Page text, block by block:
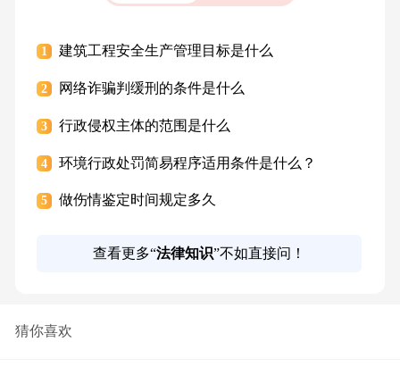
1 建筑工程安全生产管理目标是什么
2 网络诈骗判缓刑的条件是什么
3 行政侵权主体的范围是什么
4 环境行政处罚简易程序适用条件是什么？
5 做伤情鉴定时间规定多久
查看更多“法律知识”不如直接问！
猜你喜欢